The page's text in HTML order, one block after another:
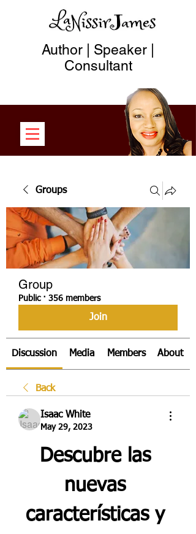
Author | Speaker |
Consultant
Groups
Group
Public · 356 members
Join
Discussion Media Members About
Back
Isaac White
May 29, 2023
Descubre las
nuevas
características y